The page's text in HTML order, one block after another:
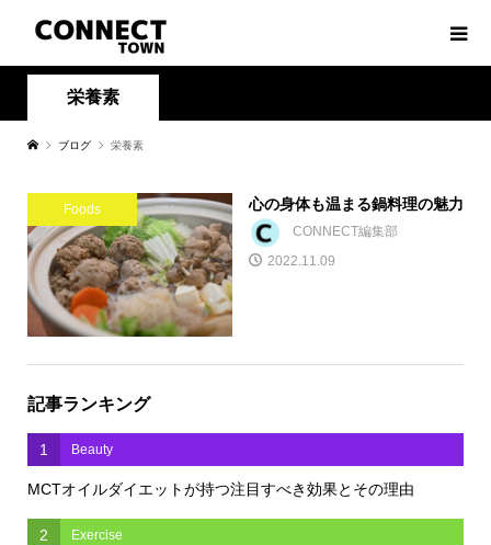
栄養素
ブログ 栄養素
Foods 心の身体も温まる鍋料理の魅力
CONNECT編集部
2022.11.09
記事ランキング
1 Beauty
MCTオイルダイエットが持つ注目すべき効果とその理由
2 Exercise